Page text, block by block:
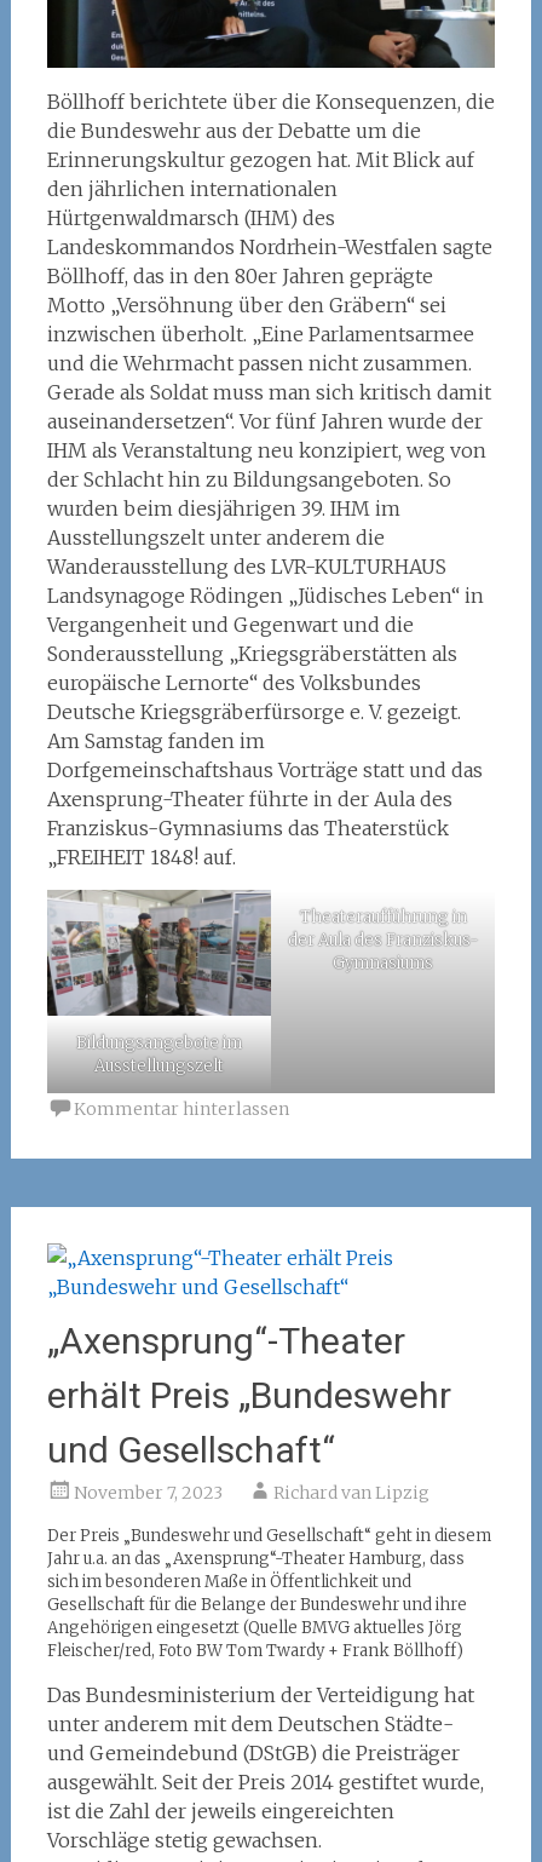
Böllhoff berichtete über die Konsequenzen, die
die Bundeswehr aus der Debatte um die
Erinnerungskultur gezogen hat. Mit Blick auf
den jährlichen internationalen
Hürtgenwaldmarsch (IHM) des
Landeskommandos Nordrhein-Westfalen sagte
Böllhoff, das in den 80er Jahren geprägte
Motto „Versöhnung über den Gräbern“ sei
inzwischen überholt. „Eine Parlamentsarmee
und die Wehrmacht passen nicht zusammen.
Gerade als Soldat muss man sich kritisch damit
auseinandersetzen“. Vor fünf Jahren wurde der
IHM als Veranstaltung neu konzipiert, weg von
der Schlacht hin zu Bildungsangeboten. So
wurden beim diesjährigen 39. IHM im
Ausstellungszelt unter anderem die
Wanderausstellung des LVR-KULTURHAUS
Landsynagoge Rödingen „Jüdisches Leben“ in
Vergangenheit und Gegenwart und die
Sonderausstellung „Kriegsgräberstätten als
europäische Lernorte“ des Volksbundes
Deutsche Kriegsgräberfürsorge e. V. gezeigt.
Am Samstag fanden im
Dorfgemeinschaftshaus Vorträge statt und das
Axensprung-Theater führte in der Aula des
Franziskus-Gymnasiums das Theaterstück
„FREIHEIT 1848! auf.
Bildungsangebote im
Ausstellungszelt
Theateraufführung in
der Aula des Franziskus-
Gymnasiums
Kommentar hinterlassen
„Axensprung“-Theater
erhält Preis „Bundeswehr
und Gesellschaft“
November 7, 2023 Richard van Lipzig
Der Preis „Bundeswehr und Gesellschaft“ geht in diesem
Jahr u.a. an das „Axensprung“-Theater Hamburg, dass
sich im besonderen Maße in Öffentlichkeit und
Gesellschaft für die Belange der Bundeswehr und ihre
Angehörigen eingesetzt (Quelle BMVG aktuelles Jörg
Fleischer/red, Foto BW Tom Twardy + Frank Böllhoff)
Das Bundesministerium der Verteidigung hat
unter anderem mit dem Deutschen Städte-
und Gemeindebund (DStGB) die Preisträger
ausgewählt. Seit der Preis 2014 gestiftet wurde,
ist die Zahl der jeweils eingereichten
Vorschläge stetig gewachsen.